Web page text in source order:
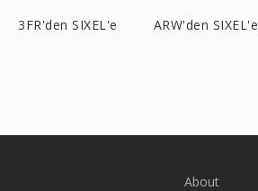
3FR'den SIXEL'e ARW'den SIXEL'e
About